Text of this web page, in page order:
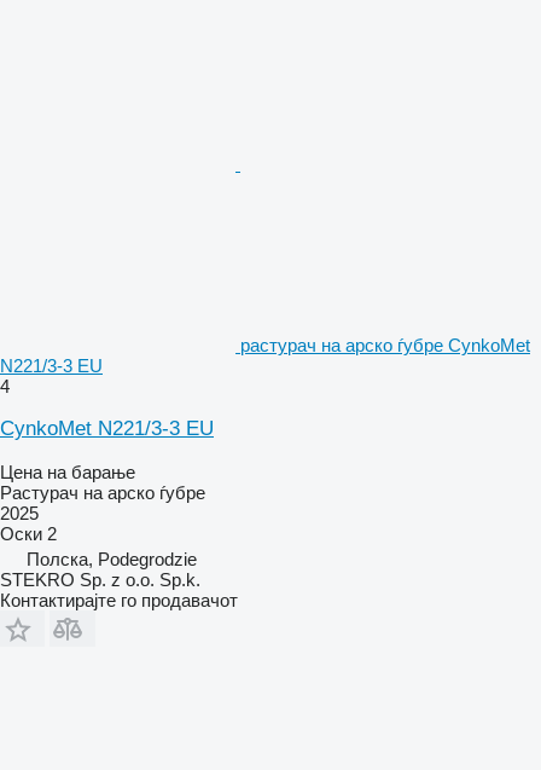
растурач на арско ѓубре CynkoMet
N221/3-3 EU
4
CynkoMet N221/3-3 EU
Цена на барање
Растурач на арско ѓубре
2025
Оски 2
Полска, Podegrodzie
STEKRO Sp. z o.o. Sp.k.
Контактирајте го продавачот